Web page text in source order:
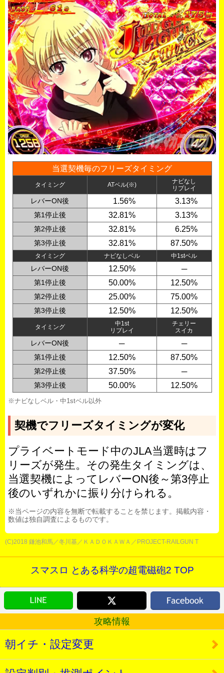
当選契機毎のフリーズタイミング
タイミング ATベル(※)
ナビなし
リプレイ
レバーON後 1.56% 3.13%
第1停止後 32.81% 3.13%
第2停止後 32.81% 6.25%
第3停止後 32.81% 87.50%
タイミング ナビなしベル 中1stベル
レバーON後 12.50% ─
第1停止後 50.00% 12.50%
第2停止後 25.00% 75.00%
第3停止後 12.50% 12.50%
タイミング
中1st
リプレイ
チェリー
スイカ
レバーON後 ─ ─
第1停止後 12.50% 87.50%
第2停止後 37.50% ─
第3停止後 50.00% 12.50%
※ナビなしベル・中1stベル以外
契機でフリーズタイミングが変化
プライベートモード中のJLA当選時はフ
リーズが発生。その発生タイミングは、
当選契機によってレバーON後～第3停止
後のいずれかに振り分けられる。
※当ページの内容を無断で転載することを禁じます。掲載内容・
数値は独自調査によるものです。
(C)2018 鎌池和馬／冬川基／ＫＡＤＯＫＡＷＡ／PROJECT-RAILGUN T
スマスロ とある科学の超電磁砲2 TOP
攻略情報
朝イチ・設定変更